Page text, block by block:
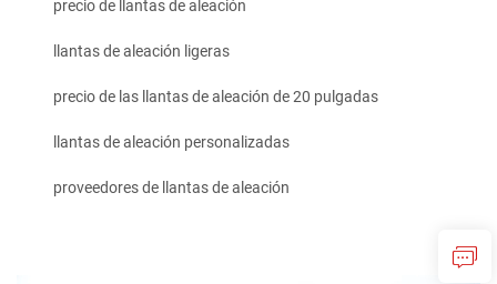
precio de llantas de aleación
llantas de aleación ligeras
precio de las llantas de aleación de 20 pulgadas
llantas de aleación personalizadas
proveedores de llantas de aleación